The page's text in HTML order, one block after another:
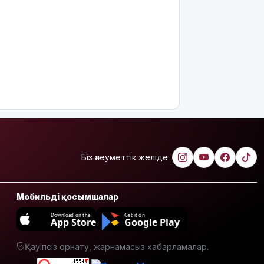
арналған
ауа райы
ескерту
жасады
Ардақ
Әмірқұловтың
Біз әлеуметтік желіде:
Мобильді қосымшалар
Download on the
App Store
Get it on
Google Play
Қауіпсіз орнату, жарнамасыз хабарламалар.